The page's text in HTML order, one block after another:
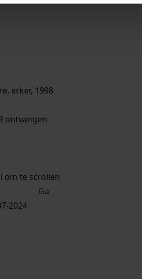
erker, 1998
ontvangen
om te scrollen
Ga
2024